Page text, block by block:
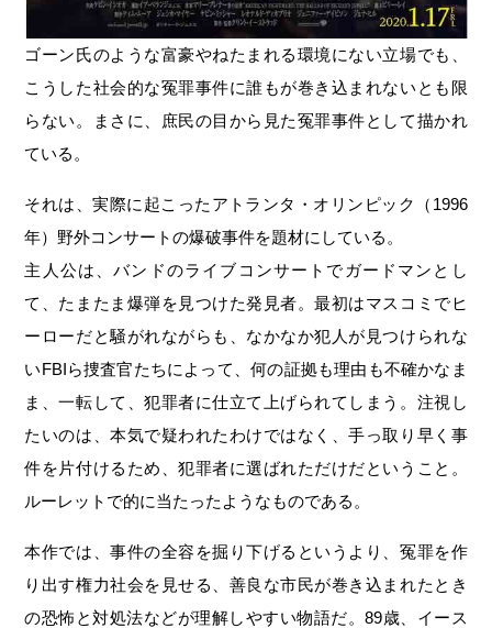
ゴーン氏のような富豪やねたまれる環境にない立場でも、
こうした社会的な冤罪事件に誰もが巻き込まれないとも限
らない。まさに、庶民の目から見た冤罪事件として描かれ
ている。
それは、実際に起こったアトランタ・オリンピック（1996
年）野外コンサートの爆破事件を題材にしている。
主人公は、バンドのライブコンサートでガードマンとし
て、たまたま爆弾を見つけた発見者。最初はマスコミでヒ
ーローだと騒がれながらも、なかなか犯人が見つけられな
いFBIら捜査官たちによって、何の証拠も理由も不確かなま
ま、一転して、犯罪者に仕立て上げられてしまう。注視し
たいのは、本気で疑われたわけではなく、手っ取り早く事
件を片付けるため、犯罪者に選ばれただけだということ。
ルーレットで的に当たったようなものである。
本作では、事件の全容を掘り下げるというより、冤罪を作
り出す権力社会を見せる、善良な市民が巻き込まれたとき
の恐怖と対処法などが理解しやすい物語だ。89歳、イース